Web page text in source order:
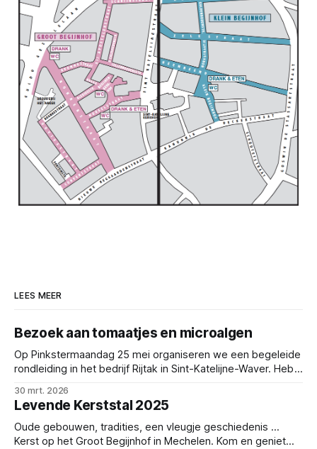
LEES MEER
Bezoek aan tomaatjes en microalgen
Op Pinkstermaandag 25 mei organiseren we een begeleide
rondleiding in het bedrijf Rijtak in Sint-Katelijne-Waver. Heb
werking van dit bedrijf? Schrijf je dan nu in voor een unieke
blik achter de schermen: Inschrijvingsformulier Voor de
deelname vragen we
30 mrt. 2026
Levende Kerststal 2025
Oude gebouwen, tradities, een vleugje geschiedenis ...
Kerst op het Groot Begijnhof in Mechelen. Kom en geniet